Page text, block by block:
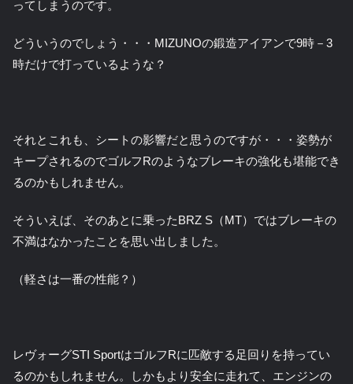
ってしまうのです。
どういうのでしょう・・・MIZUNOの鍛造アイアンで9時－3
時だけで打っているような？
それとこれも、シートの影響だと思うのですが・・・姿勢が
キープされるのでゴルフRのようなブレーキの強化も堪能でき
るのかもしれません。
そういえば、そのあとに乗ったBRZ S（MT）ではブレーキの
不満はなかったことを思い出しました。
（軽さは一番の性能？）
レヴォーグSTI SportはゴルフRに匹敵する足回りを持ってい
るのかもしれません。しかもより安全に走れて、エンジンの